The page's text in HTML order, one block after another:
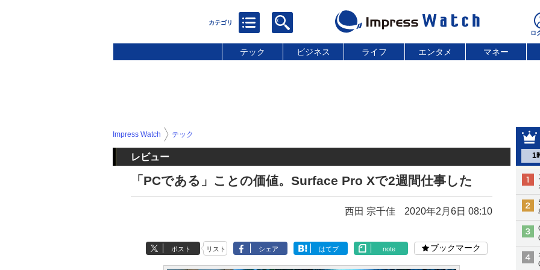
テック ビジネス ライフ エンタメ マネー
1
Impress Watch テック
レビュー
「PCである」ことの価値。Surface Pro Xで2週間仕事した
西田 宗千佳 2020年2月6日 08:10
ポスト リスト シェア はてブ note ブックマーク